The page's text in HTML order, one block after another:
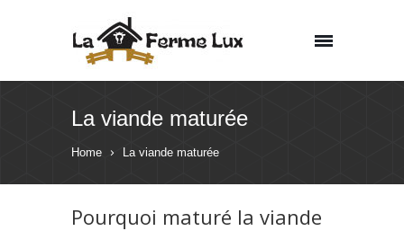
La viande maturée
Home La viande maturée
Pourquoi maturé la viande